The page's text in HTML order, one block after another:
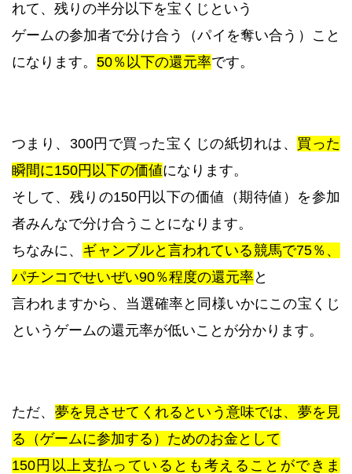
れて、残りの半分以下を宝くじという
ゲームの参加者で分け合う（パイを奪い合う）こと
になります。 50％以下の還元率です。
つまり、300円で買った宝くじの紙切れは、 買った
瞬間に150円以下の価値になります。
そして、残りの150円以下の価値（期待値）を参加
者みんなで分け合うことになります。
ちなみに、 ギャンブルと言われている競馬で75％、
パチンコでせいぜい90％程度の還元率と
言われますから、当選確率と同様いかにこの宝くじ
というゲームの還元率が低いことが分かります。
ただ、 夢を見させてくれるという意味では、夢を見
る（ゲームに参加する）ためのお金として
150円以上支払っているとも考えることができま